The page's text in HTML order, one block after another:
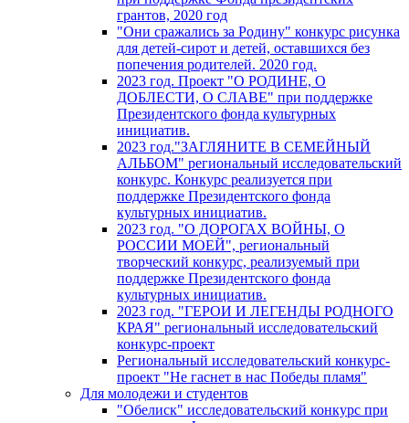
грантов, 2020 год
"Они сражались за Родину" конкурс рисунка
для детей-сирот и детей, оставшихся без
попечения родителей. 2020 год.
2023 год. Проект "О РОДИНЕ, О
ДОБЛЕСТИ, О СЛАВЕ" при поддержке
Президентского фонда культурных
инициатив.
2023 год."ЗАГЛЯНИТЕ В СЕМЕЙНЫЙ
АЛЬБОМ" региональный исследовательский
конкурс. Конкурс реализуется при
поддержке Президентского фонда
культурных инициатив.
2023 год. "О ДОРОГАХ ВОЙНЫ, О
РОССИИ МОЕЙ", региональный
творческий конкурс, реализуемый при
поддержке Президентского фонда
культурных инициатив.
2023 год. "ГЕРОИ И ЛЕГЕНДЫ РОДНОГО
КРАЯ" региональный исследовательский
конкурс-проект
Региональный исследовательский конкурс-
проект "Не гаснет в нас Победы пламя"
Для молодежи и студентов
"Обелиск" исследовательский конкурс при